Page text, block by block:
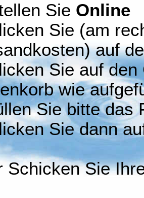
Sie Online
Sie (am
auf
Sie auf
wie
Sie bitte das
Sie dann
Schicken Sie